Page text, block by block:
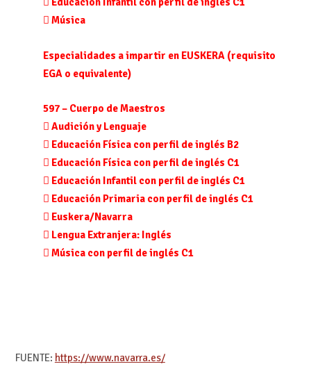
 Música
Especialidades a impartir en EUSKERA (requisito
EGA o equivalente)
597 – Cuerpo deMaestros
 Audición y Lenguaje
 Educación Física con perfil de inglés B2
 Educación Física con perfil de inglés C1
 Educación Infantil con perfil de inglés C1
 Educación Primaria con perfil de inglés C1
 Euskera/Navarra
 Lengua Extranjera: Inglés
 Música con perfil de inglés C1
FUENTE: https://www.navarra.es/